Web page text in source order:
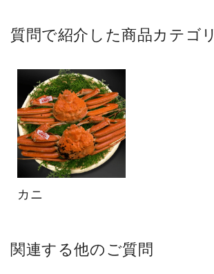
質問で紹介した商品カテゴリ
カニ
関連する他のご質問